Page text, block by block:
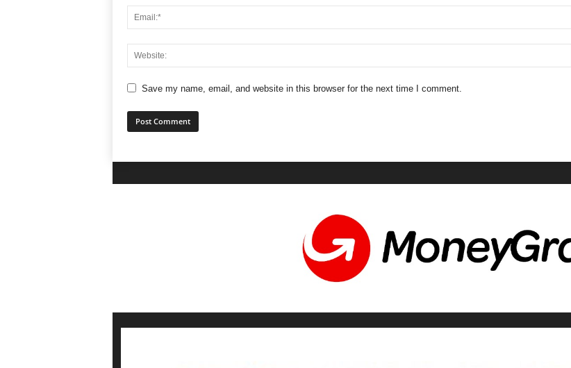
Save my name, email, and website in this browser for the next time I comment.